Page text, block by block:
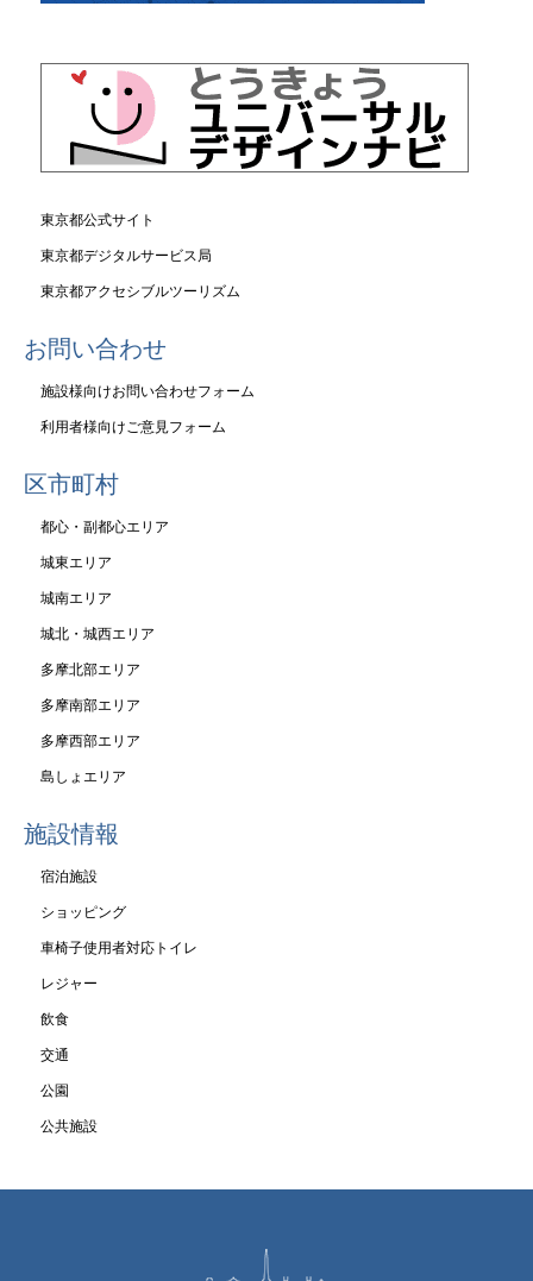
東京都公式サイト
東京都デジタルサービス局
東京都アクセシブルツーリズム
お問い合わせ
施設様向けお問い合わせフォーム
利用者様向けご意見フォーム
区市町村
都心・副都心エリア
城東エリア
城南エリア
城北・城西エリア
多摩北部エリア
多摩南部エリア
多摩西部エリア
島しょエリア
施設情報
宿泊施設
ショッピング
車椅子使用者対応トイレ
レジャー
飲食
交通
公園
公共施設